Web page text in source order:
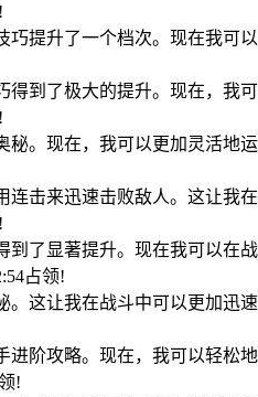
提升了一个档次。现在我可
到了极大的提升。现在，我
。现在，我可以更加灵活地
击来迅速击败敌人。这让我
了显著提升。现在我可以在
占领!
这让我在战斗中可以更加迅
阶攻略。现在，我可以轻松
!